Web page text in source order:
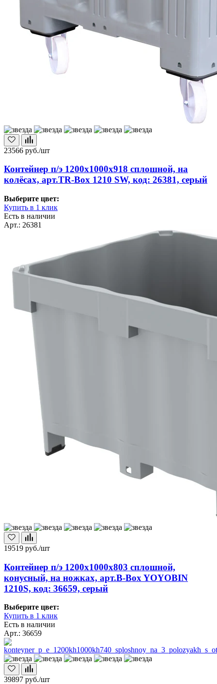
23566 руб./шт
Контейнер п/э 1200х1000х918 сплошной, на
колёсах, арт.TR-Box 1210 SW, код: 26381, серый
Выберите цвет:
Купить в 1 клик
Есть в наличии
Арт.: 26381
19519 руб./шт
Контейнер п/э 1200х1000х803 сплошной,
конусный, на ножках, арт.B-Box YOYOBIN
1210S, код: 36659, серый
Выберите цвет:
Купить в 1 клик
Есть в наличии
Арт.: 36659
39897 руб./шт